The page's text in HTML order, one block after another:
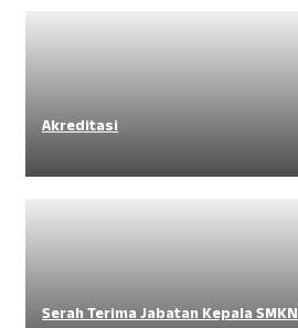
Akreditasi
Serah Terima Jabatan Kepala